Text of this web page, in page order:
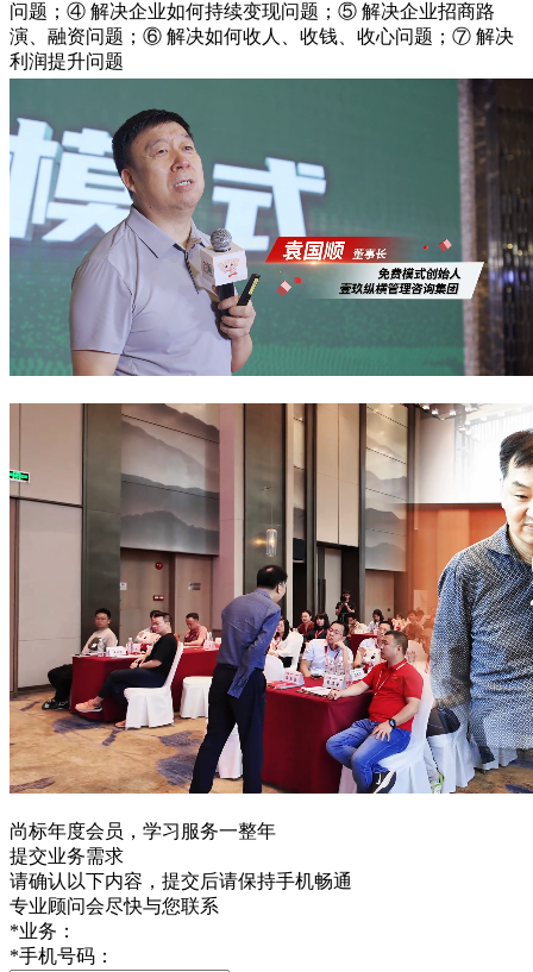
问题；④ 解决企业如何持续变现问题；⑤ 解决企业招商路
演、融资问题；⑥ 解决如何收人、收钱、收心问题；⑦ 解决
利润提升问题
尚标年度会员 ，学习服务一整年
提交业务需求
请确认以下内容，提交后请保持手机畅通
专业顾问会尽快与您联系
*业务：
*手机号码：